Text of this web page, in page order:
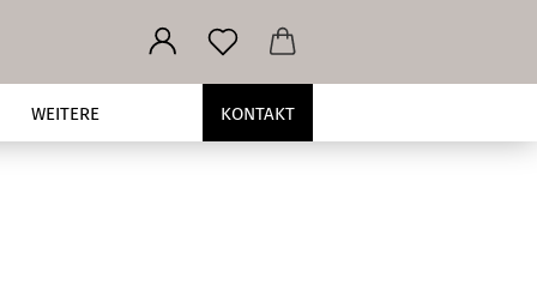
KONTAKT
WEITERE